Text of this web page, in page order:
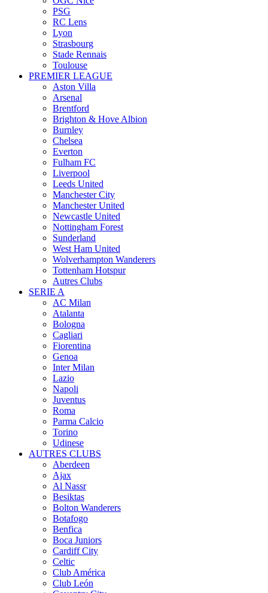
PSG
RC Lens
Lyon
Strasbourg
Stade Rennais
Toulouse
PREMIER LEAGUE
Aston Villa
Arsenal
Brentford
Brighton & Hove Albion
Burnley
Chelsea
Everton
Fulham FC
Liverpool
Leeds United
Manchester City
Manchester United
Newcastle United
Nottingham Forest
Sunderland
West Ham United
Wolverhampton Wanderers
Tottenham Hotspur
Autres Clubs
SERIE A
AC Milan
Atalanta
Bologna
Cagliari
Fiorentina
Genoa
Inter Milan
Lazio
Napoli
Juventus
Roma
Parma Calcio
Torino
Udinese
AUTRES CLUBS
Aberdeen
Ajax
Al Nassr
Besiktas
Bolton Wanderers
Botafogo
Benfica
Boca Juniors
Cardiff City
Celtic
Club América
Club León